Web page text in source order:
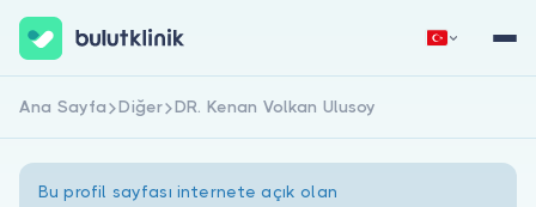
Hemen Kaydol Giriş Yap
Ana Sayfa Diğer DR. Kenan Volkan Ulusoy
Bu profil sayfası internete açık olan